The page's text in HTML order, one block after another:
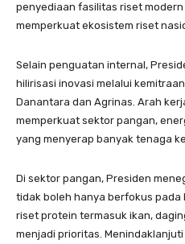
penyediaan fasilitas riset
memperkuat ekosistem riset
Selain penguatan internal,
hilirisasi inovasi melalui
Danantara dan Agrinas. Arah
memperkuat sektor pangan,
yang menyerap banyak tenaga
Di sektor pangan, Presiden
tidak boleh hanya berfokus pada
riset protein termasuk ikan,
menjadi prioritas.